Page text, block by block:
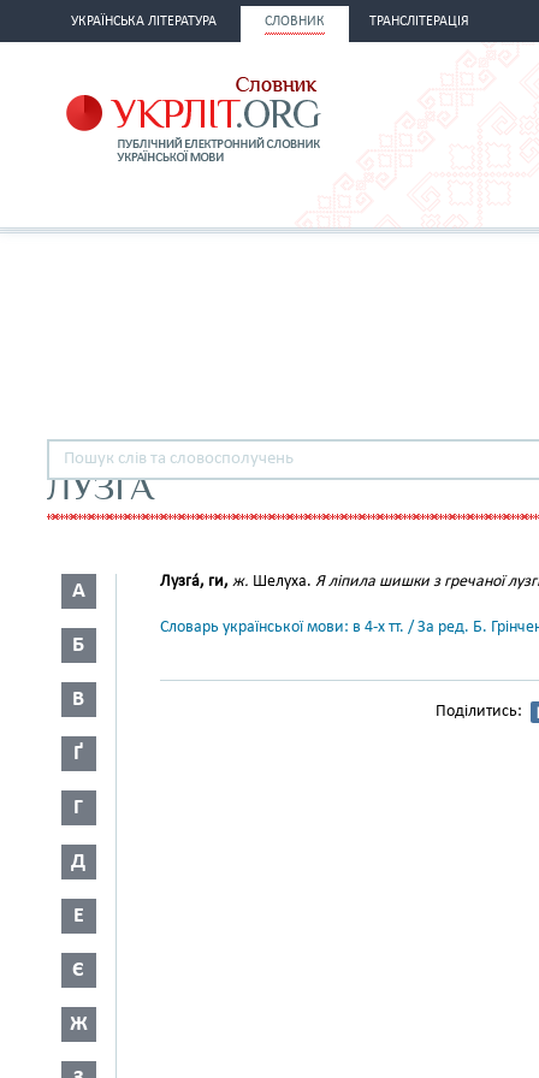
УКРАЇНСЬКА ЛІТЕРАТУРА СЛОВНИК ТРАНСЛІТЕРАЦІЯ
ЛУЗГА
А
Б
В
Ґ
Г
Д
Е
Є
Ж
Лузга́, ги, ж. Шелуха. Я ліпила шишки з гречаної
Словарь української мови: в 4-х тт. / За ред. Б.
Поділитись: